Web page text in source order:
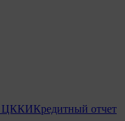
ЦККИКредитный отчет